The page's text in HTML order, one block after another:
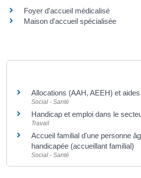
Foyer d'accueil médicalisé
Maison d'accueil spécialisée
Allocations (AAH, AEEH) et aides
Social - Santé
Handicap et emploi dans le
Travail
Accueil familial d'une personne
handicapée (accueillant familial)
Social - Santé